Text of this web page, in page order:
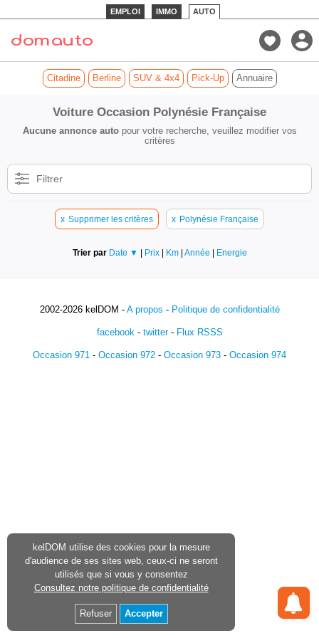
EMPLOI IMMO AUTO
Citadine Berline SUV & 4x4 Pick-Up Annuaire
Voiture Occasion Polynésie Française
Aucune annonce autopour votre recherche, veuillez modifier vos
critères
Filtrer
x Supprimer les critères x Polynésie Française
Trier par Date ▼ | Prix | Km | Année | Energie
2002-2026 kelDOM - A propos - Politique de confidentialité
facebook- twitter- Flux RSSS
Occasion 971 - Occasion 972 - Occasion 973 - Occasion 974
kelDOM utilise des cookies pour la mesure
d'audience de ses sites web, ceux-ci ne seront
utilisés que si vous y consentez
Consultez notre politique de confidentialité
Refuser Accepter